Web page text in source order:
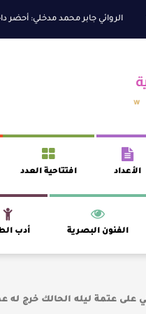
الروائي جابر محمد مدخلي: أحضر داخل
الأعداد افتتاحية العدد
الفنون البصرية أدب
على عتمة ليله الحالك خرج